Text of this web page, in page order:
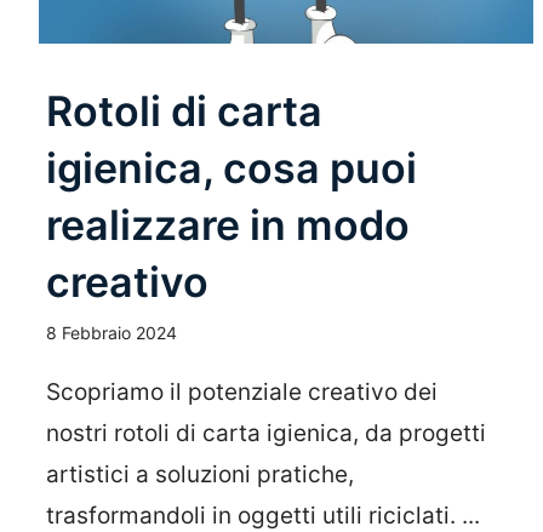
Rotoli di carta
igienica, cosa puoi
realizzare in modo
creativo
8 Febbraio 2024
Scopriamo il potenziale creativo dei
nostri rotoli di carta igienica, da progetti
artistici a soluzioni pratiche,
trasformandoli in oggetti utili riciclati. ...